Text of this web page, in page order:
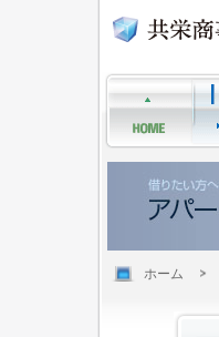
ホーム